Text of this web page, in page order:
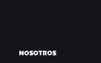
NOSOTROS